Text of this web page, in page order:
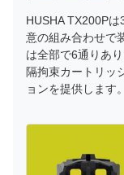
HUSHA TX200P
意の組み合わせで
は全部で6通りあ
隔拘束カートリッ
ョンを提供します。